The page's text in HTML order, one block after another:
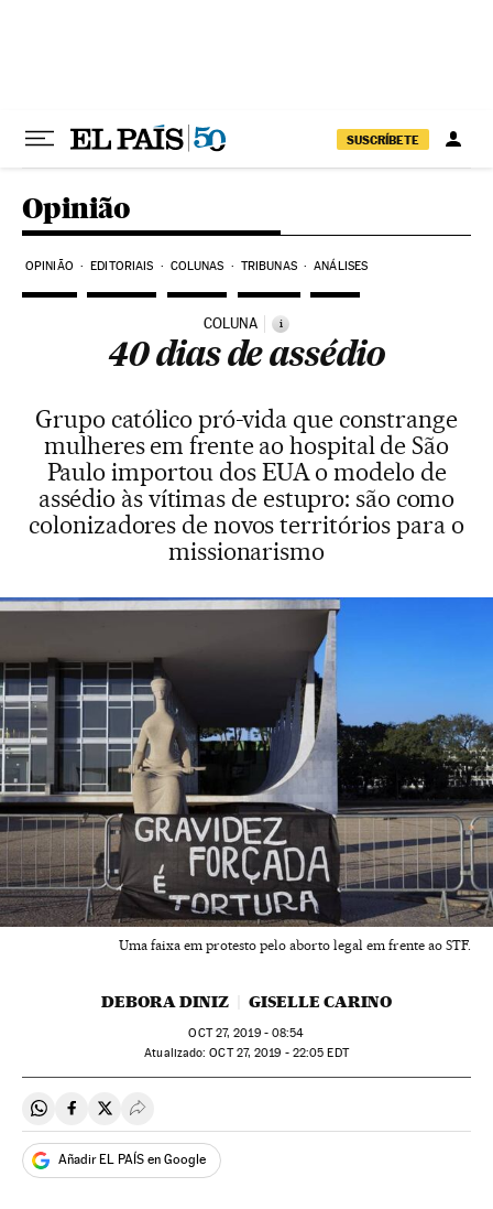
SUSCRÍBETE
Opinião
OPINIÃO EDITORIAIS COLUNAS TRIBUNAS ANÁLISES
COLUNA i
40 dias de assédio
Grupo católico pró-vida que constrange
mulheres em frente ao hospital de São
Paulo importou dos EUA o modelo de
assédio às vítimas de estupro: são como
colonizadores de novos territórios para o
missionarismo
Uma faixa em protesto pelo aborto legal em frente ao STF.
DEBORA DINIZ GISELLE CARINO
OCT27, 2019 - 08:54
atualizado: OCT27, 2019 - 22:05 EDT
Compartir en Whatsapp
Compartir en Facebook
Compartir en Twitter
Desplegar Redes Sociales
Añadir EL PAÍS en Google